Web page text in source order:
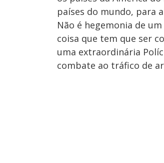
países do mundo, para
Não é hegemonia de
coisa que tem que ser
uma extraordinária
combate ao tráfico de